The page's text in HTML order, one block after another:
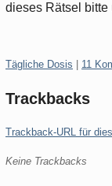
dieses Rätsel bitte
Kategorien:
Tägliche Dosis 11
Trackbacks
Trackback-URL für
Keine Trackbacks